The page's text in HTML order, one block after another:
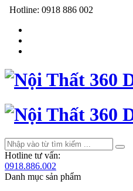
Hotline: 0918 886 002
Hotline tư vấn:
0918.886.002
Danh mục sản phẩm